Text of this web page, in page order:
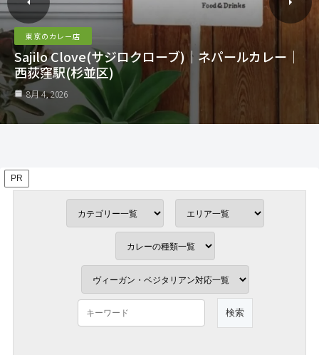
東京のカレー店
三茶カリーZAZA(ザザ)｜スパイスカレー｜三軒茶
屋駅(世田谷区)
7月 28, 2026
PR